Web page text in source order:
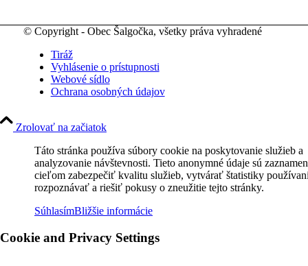
© Copyright - Obec Šalgočka, všetky práva vyhradené
Tiráž
Vyhlásenie o prístupnosti
Webové sídlo
Ochrana osobných údajov
Zrolovať na začiatok
Táto stránka používa súbory cookie na poskytovanie služieb a
analyzovanie návštevnosti. Tieto anonymné údaje sú
cieľom zabezpečiť kvalitu služieb, vytvárať štatistiky
rozpoznávať a riešiť pokusy o zneužitie tejto stránky.
SúhlasímBližšie informácie
Cookie and Privacy Settings